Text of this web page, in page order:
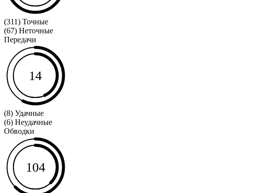
(311) Точные
(67) Неточные
Передачи
14
(8) Удачные
(6) Неудачные
Обводки
104